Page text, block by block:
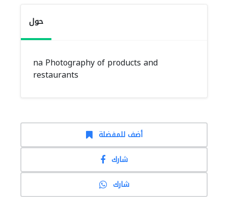
حول
na Photography of products and
restaurants
أضف للمفضلة
شارك
شارك